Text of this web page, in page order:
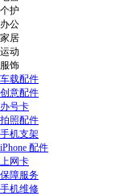
个护
办公
家居
运动
服饰
车载配件
创意配件
办号卡
拍照配件
手机支架
iPhone 配件
上网卡
保障服务
手机维修